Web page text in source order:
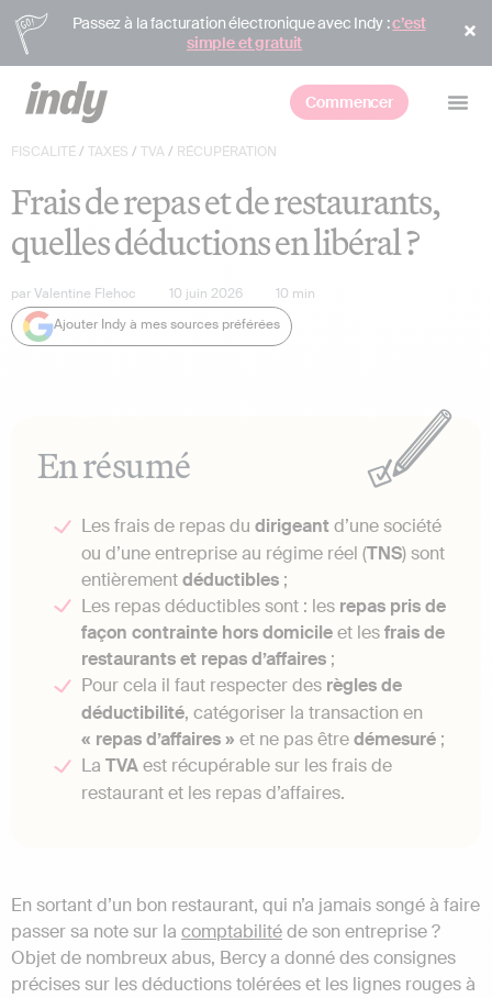
Passez à la facturation électronique avec Indy :c’est
simple et gratuit
Commencer
FISCALITÉ/ TAXES / TVA/ RÉCUPÉRATION
Frais de repas et de restaurants,
quelles déductions en libéral ?
parValentine Flehoc 10 juin 2026 10 min
Ajouter Indy à mes sources préférées
En résumé
Les frais de repas du dirigeantd’une société
ou d’une entreprise au régime réel (TNS) sont
entièrementdéductibles ;
Les repas déductibles sont : les repas pris de
façon contrainte hors domicileet lesfrais de
restaurants et repas d’affaires ;
Pour cela il faut respecter des règles de
déductibilité, catégoriser la transaction en
« repas d’affaires » et ne pas êtredémesuré ;
La TVAest récupérable sur les frais de
restaurant et les repas d’affaires.
En sortant d’un bon restaurant, qui n’a jamais songé à faire
passer sa note sur la comptabilitéde son entreprise ?
Objet de nombreux abus, Bercy a donné des consignes
précises sur les déductions tolérées et les lignes rouges à